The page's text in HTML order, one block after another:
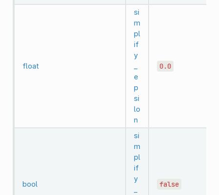
float
si
m
pl
if
y
e
p
si
lo
n
0.0
bool
si
m
pl
if
y
false